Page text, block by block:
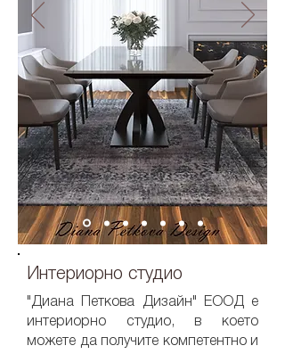
Интериорно студио
"Диана Петкова Дизайн" ЕООД е
интериорно студио, в което
можете да получите компетентно и